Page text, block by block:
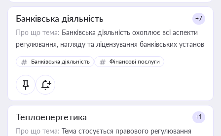
Банківська діяльність +7
Про що тема: Банківська діяльність охоплює всі аспекти
регулювання, нагляду та ліцензування банківських установ
Банківська діяльність Фінансові послуги
Теплоенергетика +1
Про що тема: Тема стосується правового регулювання